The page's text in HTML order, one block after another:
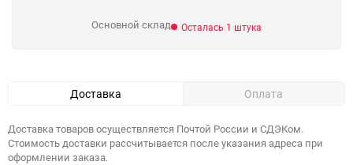
Основной склад Осталась 1 штука
Доставка Оплата
Доставка товаров осуществляется Почтой России и СДЭКом.
Стоимость доставки рассчитывается после указания адреса при
оформлении заказа.